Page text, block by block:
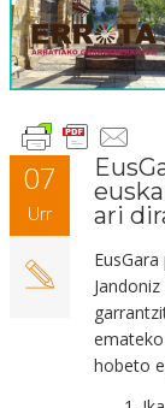
07
Urr
ari
hobeto